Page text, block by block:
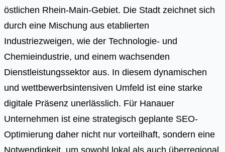
östlichen Rhein-Main-Gebiet. Die Stadt zeichnet sich
durch eine Mischung aus etablierten
Industriezweigen, wie der Technologie- und
Chemieindustrie, und einem wachsenden
Dienstleistungssektor aus. In diesem dynamischen
und wettbewerbsintensiven Umfeld ist eine starke
digitale Präsenz unerlässlich. Für Hanauer
Unternehmen ist eine strategisch geplante SEO-
Optimierung daher nicht nur vorteilhaft, sondern eine
Notwendigkeit, um sowohl lokal als auch überregional